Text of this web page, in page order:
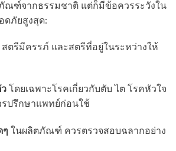
ณฑ์จากธรรมชาติ แต่ก็มีข้อควรระวังใน
ดภัยสูงสุด:
ตรีมีครรภ์ และสตรีที่อยู่ในระหว่างให้
โดยเฉพาะโรคเกี่ยวกับตับ ไต โรคหัวใจ
รปรึกษาแพทย์ก่อนใช้
ๆ ในผลิตภัณฑ์ ควรตรวจสอบฉลากอย่าง